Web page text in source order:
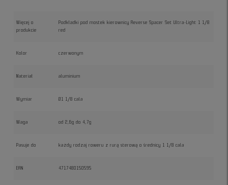
Więcej o
produkcie
Podkładki pod mostek kierownicy Reverse Spacer Set Ultra-Light 1 1/8
red
Kolor czerwonym
Materiał aluminium
Wymiar Ø1 1/8 cala
Waga od 2,6g do 4,7g
Pasuje do każdy rodzaj roweru z rurą sterową o średnicy 1 1/8 cala
EAN 4717480150595